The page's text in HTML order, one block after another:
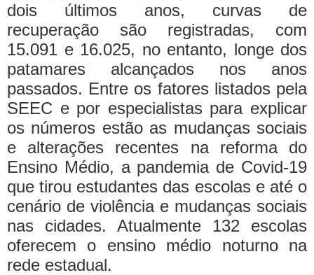
dois últimos anos, curvas de
recuperação são registradas, com
15.091 e 16.025, no entanto, longe dos
patamares alcançados nos anos
passados. Entre os fatores listados pela
SEEC e por especialistas para explicar
os números estão as mudanças sociais
e alterações recentes na reforma do
Ensino Médio, a pandemia de Covid-19
que tirou estudantes das escolas e até o
cenário de violência e mudanças sociais
nas cidades. Atualmente 132 escolas
oferecem o ensino médio noturno na
rede estadual.